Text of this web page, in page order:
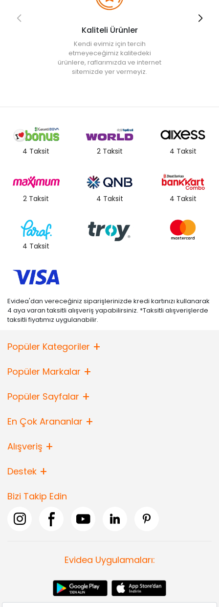
Kaliteli Ürünler
Kendi evimiz için tercih
etmeyeceğimiz kalitedeki
ürünlere, raflarımızda ve internet
sitemizde yer vermeyiz.
4 Taksit 2 Taksit 4 Taksit
2 Taksit 4 Taksit 4 Taksit
4 Taksit
Evidea'dan vereceğiniz siparişlerinizde kredi kartınızı kullanarak
4 aya varan taksitli alışveriş yapabilirsiniz. *Taksitli alışverişlerde
taksitli fiyatımız uygulanabilir.
Popüler Kategoriler
Popüler Markalar
Popüler Sayfalar
En Çok Arananlar
Alışveriş
Destek
Bizi Takip Edin
Evidea Uygulamaları: